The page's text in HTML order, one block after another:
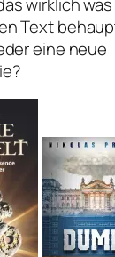
Text
eine neue